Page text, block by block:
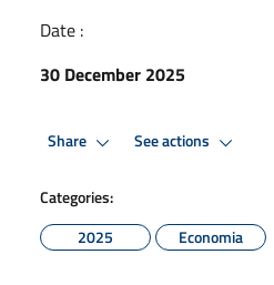
Date :
30 December 2025
Share See actions
Categories:
2025
Economia